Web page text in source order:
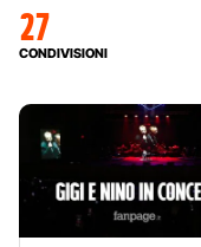
27
CONDIVISIONI